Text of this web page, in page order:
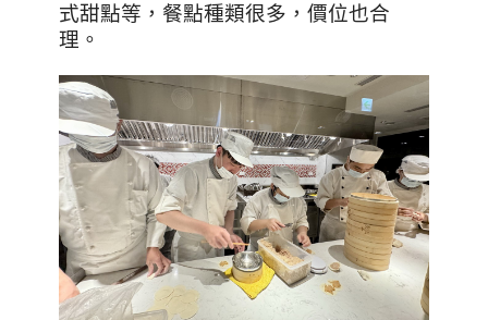
式甜點等，餐點種類很多，價位也合
理。